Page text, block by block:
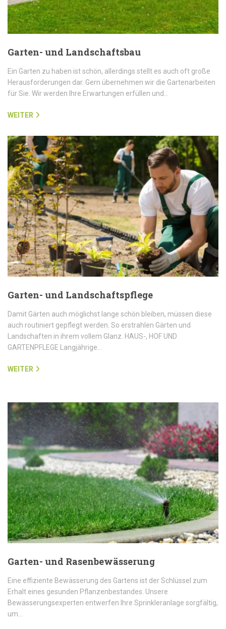
Garten- und Landschaftsbau
Ein Garten zu haben ist schön, allerdings stellt es auch oft große
Herausforderungen dar. Gern übernehmen wir die Gartenarbeiten
für Sie. Wir werden Ihre Erwartungen erfüllen und…
WEITER
Garten- und Landschaftspflege
Damit Gärten auch möglichst lange schön bleiben, müssen diese
auch routiniert gepflegt werden. So erstrahlen Gärten und
Landschaften in ihrem vollem Glanz. HAUS-, HOF UND
GARTENPFLEGE Langjährige…
WEITER
Garten- und Rasenbewässerung
Eine effiziente Bewässerung des Gartens ist der Schlüssel zum
Erhalt eines gesunden Pflanzenbestandes. Unsere
Bewässerungsexperten entwerfen Ihre Sprinkleranlage sorgfältig,
um…